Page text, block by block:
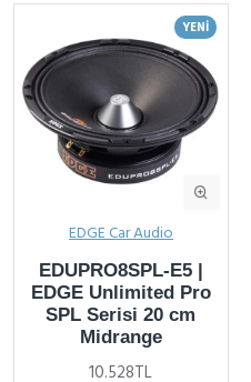
YENI
EDGE Car Audio
EDUPRO8SPL-E5 |
EDGE Unlimited Pro
SPL Serisi 20 cm
Midrange
10.528TL